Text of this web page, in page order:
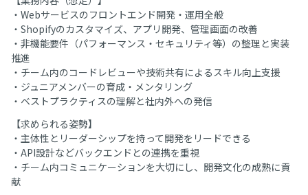
・Webサービスのフロントエンド開発・運用全般
・Shopifyのカスタマイズ、アプリ開発、管理画面の改善
・非機能要件（パフォーマンス・セキュリティ等）の整理と実装
推進
・チーム内のコードレビューや技術共有によるスキル向上支援
・ジュニアメンバーの育成・メンタリング
・ベストプラクティスの理解と社内外への発信
【求められる姿勢】
・主体性とリーダーシップを持って開発をリードできる
・API設計などバックエンドとの連携を重視
・チーム内コミュニケーションを大切にし、開発文化の成熟に貢
献